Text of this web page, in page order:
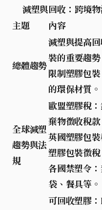
減塑與回收：跨境
主題
內容
總體趨勢
減塑與提高
裝的重要趨
限制塑膠包
的環保材質。
全球減塑
趨勢與法
規
歐盟塑膠稅
棄物徵收稅款
英國塑膠包
塑膠包裝徵稅
各國禁塑令
袋、餐具等。
可回收塑膠